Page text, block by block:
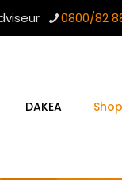
0800/82
DAKEA Shop